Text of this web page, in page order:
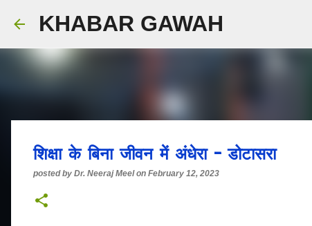
KHABAR GAWAH
शिक्षा के बिना जीवन में अंधेरा - डोटासरा
posted by Dr. Neeraj Meel on February 12, 2023